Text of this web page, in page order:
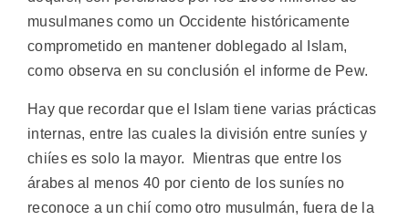
musulmanes como un Occidente históricamente
comprometido en mantener doblegado al Islam,
como observa en su conclusión el informe de Pew.
Hay que recordar que el Islam tiene varias prácticas
internas, entre las cuales la división entre suníes y
chiíes es solo la mayor. Mientras que entre los
árabes al menos 40 por ciento de los suníes no
reconoce a un chií como otro musulmán, fuera de la